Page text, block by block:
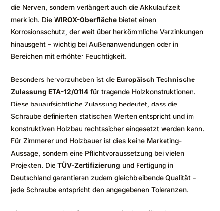
die Nerven, sondern verlängert auch die Akkulaufzeit
merklich. Die WIROX-Oberfläche bietet einen
Korrosionsschutz, der weit über herkömmliche Verzinkungen
hinausgeht – wichtig bei Außenanwendungen oder in
Bereichen mit erhöhter Feuchtigkeit.
Besonders hervorzuheben ist die Europäisch Technische
Zulassung ETA-12/0114 für tragende Holzkonstruktionen.
Diese bauaufsichtliche Zulassung bedeutet, dass die
Schraube definierten statischen Werten entspricht und im
konstruktiven Holzbau rechtssicher eingesetzt werden kann.
Für Zimmerer und Holzbauer ist dies keine Marketing-
Aussage, sondern eine Pflichtvoraussetzung bei vielen
Projekten. Die TÜV-Zertifizierung und Fertigung in
Deutschland garantieren zudem gleichbleibende Qualität –
jede Schraube entspricht den angegebenen Toleranzen.